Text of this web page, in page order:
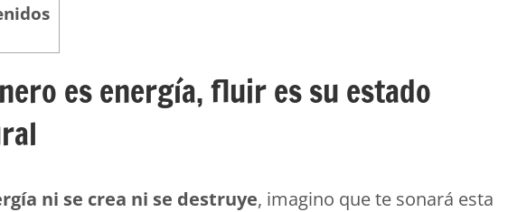
es energía, fluir es su estado
ni se crea ni se destruye, imagino que te sonará esta